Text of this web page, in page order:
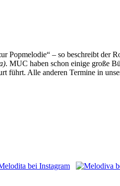
Popmelodie“ – so beschreibt
. MUC haben schon einige große
führt. Alle anderen Termine in